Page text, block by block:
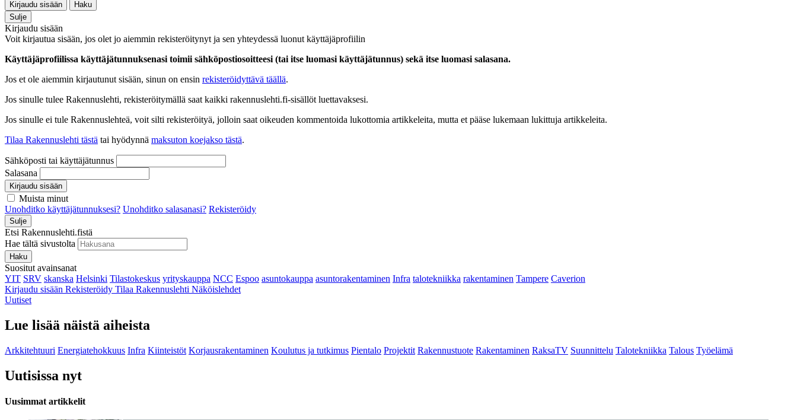
Kirjaudu sisään
Haku
Sulje
Kirjaudu sisään
Voit kirjautua sisään, jos olet jo aiemmin rekisteröitynyt ja sen yhteydessä luonut käyttäjäprofiilin
Käyttäjäprofiilissa käyttäjätunnuksenasi toimii sähköpostiosoitteesi (tai itse luomasi käyttäjätunnus) sekä itse luomasi salasana.
Jos et ole aiemmin kirjautunut sisään, sinun on ensin rekisteröidyttävä täällä.
Jos sinulle tulee Rakennuslehti, rekisteröitymällä saat kaikki rakennuslehti.fi-sisällöt luettavaksesi.
Jos sinulle ei tule Rakennuslehteä, voit silti rekisteröityä, jolloin saat oikeuden kommentoida lukottomia artikkeleita, mutta et pääse lukemaan lukittuja artikkeleita.
Tilaa Rakennuslehti tästä tai hyödynnä maksuton koejakso tästä.
Sähköposti tai käyttäjätunnus
Salasana
Kirjaudu sisään
Muista minut
Unohditko käyttäjätunnuksesi? Unohditko salasanasi? Rekisteröidy
Sulje
Etsi Rakennuslehti.fistä
Hae tältä sivustolta
Haku
Suositut avainsanat
YIT SRV skanska Helsinki Tilastokeskus yrityskauppa NCC Espoo asuntokauppa asuntorakentaminen Infra talotekniikka rakentaminen Tampere Caverion
Kirjaudu sisään Rekisteröidy Tilaa Rakennuslehti Näköislehdet
Uutiset
Lue lisää näistä aiheista
Arkkitehtuuri Energiatehokkuus Infra Kiinteistöt Korjausrakentaminen Koulutus ja tutkimus Pientalo Projektit Rakennustuote Rakentaminen RaksaTV Suunnittelu Talotekniikka Talous Työelämä
Uutisissa nyt
Uusimmat artikkelit